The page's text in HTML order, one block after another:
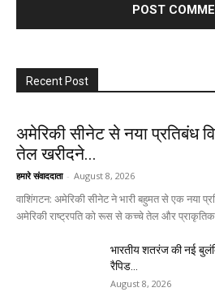
Recent Post
अमेरिकी सीनेट से नया प्रतिबंध
तेल खरीदने...
हमारे संवाददाता - August 8, 2026
वाशिंगटन: अमेरिकी सीनेट ने भारी बहुमत से एक नया
अमेरिकी राष्ट्रपति को रूस से कच्चे तेल और
भारतीय शतरंज की नई
रैपिड...
August 8, 2026